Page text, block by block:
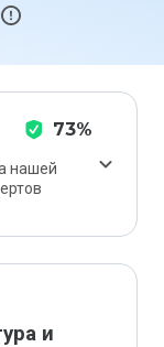
73%
нашей
и